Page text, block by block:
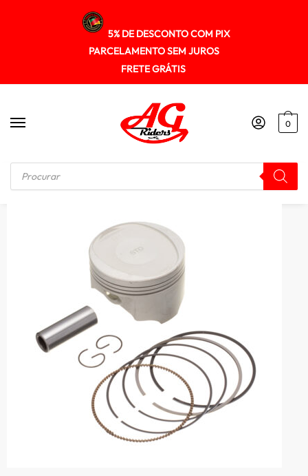
5% DE DESCONTO COM PIX
PARCELAMENTO SEM JUROS
FRETE GRÁTIS
0
Início / MOTOR